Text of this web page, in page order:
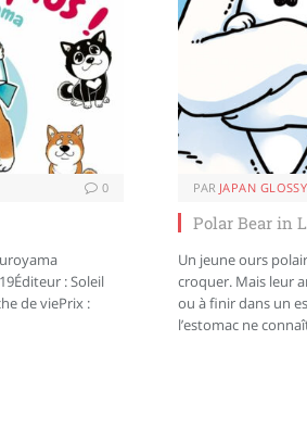
0
: Soleil
de viePrix :
PAR JAPAN GLOSSY
Polar Bear in
Un jeune ours
croquer. Mais leur
ou à finir dans un
l’estomac ne